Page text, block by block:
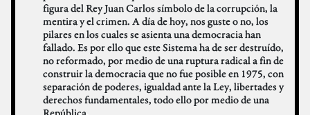
figura del Rey Juan Carlos símbolo de la corrupción, la
mentira y el crimen. A día de hoy, nos guste o no, los
pilares en los cuales se asienta una democracia han
fallado. Es por ello que este Sistema ha de ser destruído,
no reformado, por medio de una ruptura radical a fin de
construir la democracia que no fue posible en 1975, con
separación de poderes, igualdad ante la Ley, libertades y
derechos fundamentales, todo ello por medio de una